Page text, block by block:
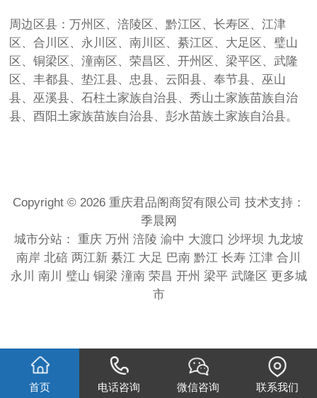
周边区县：万州区、涪陵区、黔江区、长寿区、江津
区、合川区、永川区、南川区、綦江区、大足区、璧山
区、铜梁区、潼南区、荣昌区、开州区、梁平区、武隆
区、丰都县、垫江县、忠县、云阳县、奉节县、巫山
县、巫溪县、石柱土家族自治县、秀山土家族苗族自治
县、酉阳土家族苗族自治县、彭水苗族土家族自治县。
Copyright © 2026 重庆君品阁商贸有限公司 技术支持：
季晨网
城市分站： 重庆 万州 涪陵 渝中 大渡口 沙坪坝 九龙坡
南岸 北碚 两江新 綦江 大足 巴南 黔江 长寿 江津 合川
永川
南川 璧山 铜梁 潼南 荣昌 开州 梁平 武隆区 更多城
市
首页 电话咨询 微信咨询 联系我们